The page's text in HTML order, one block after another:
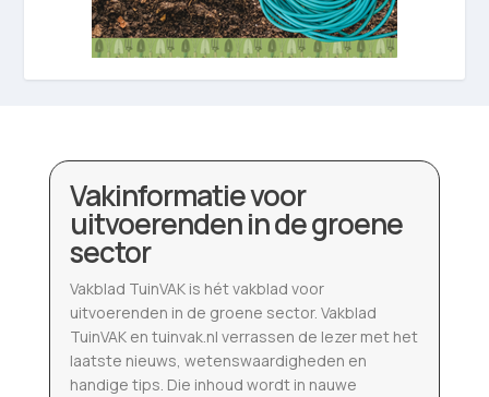
Vakinformatie voor
uitvoerenden in de groene
sector
Vakblad TuinVAK is hét vakblad voor
uitvoerenden in de groene sector. Vakblad
TuinVAK en tuinvak.nl verrassen de lezer met het
laatste nieuws, wetenswaardigheden en
handige tips. Die inhoud wordt in nauwe